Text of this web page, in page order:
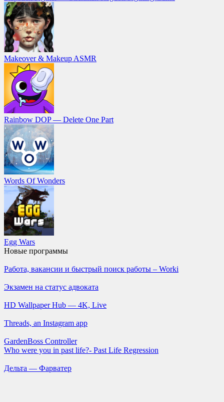
Makeover & Makeup ASMR
Rainbow DOP — Delete One Part
Words Of Wonders
Egg Wars
Новые программы
Работа, вакансии и быстрый поиск работы – Worki
Экзамен на статус адвоката
HD Wallpaper Hub — 4K, Live
Threads, an Instagram app
GardenBoss Controller
Who were you in past life?- Past Life Regression
Дельта — Фарватер